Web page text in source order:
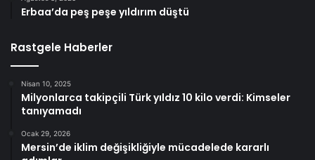
Erbaa’da peş peşe yıldırım düştü
Rastgele Haberler
Nisan 10, 2025
Milyonlarca takipçili Türk yıldız 10 kilo verdi: Kimseler
tanıyamadı
Ocak 29, 2026
Mersin’de iklim değişikliğiyle mücadelede kararlı